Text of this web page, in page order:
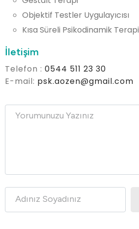
Objektif Testler Uygulayıcısı
Kısa Süreli Psikodinamik Terapi
İletişim
Telefon : 0544 511 23 30
E-mail: psk.aozen@gmail.com